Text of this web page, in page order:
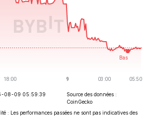
08-09 05:59:39
Source des données :
CoinGecko
: Les performances passées ne sont pas indicatives des